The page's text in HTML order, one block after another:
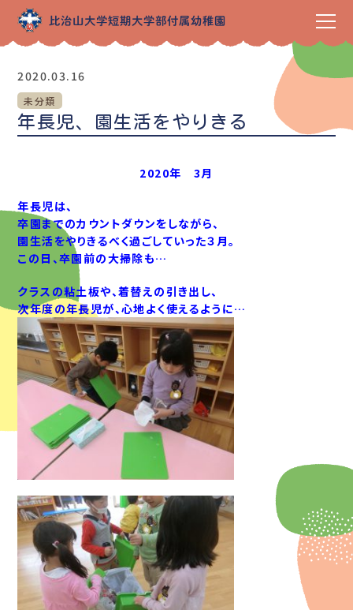
2020.03.16
未分類
年長児、園生活をやりきる
2020年 3月
年長児は、
卒園までのカウントダウンをしながら、
園生活をやりきるべく過ごしていった３月。
この日、卒園前の大掃除も…
クラスの粘土板や、着替えの引き出し、
次年度の年長児が、心地よく使えるように…